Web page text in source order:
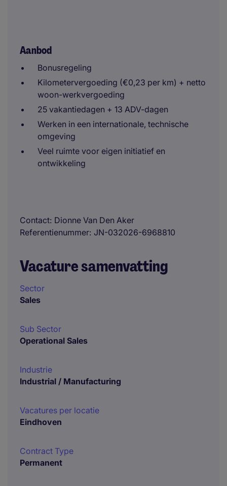
Aanbod
Bonusregeling
Kilometervergoeding (€0,23 per km) + netto
woon-werkvergoeding
25 vakantiedagen + 13 ADV-dagen
Werken in een internationale, technische
omgeving
Veel ruimte voor eigen initiatief en
ontwikkeling
Contact Dionne Van Den Aker
Referentienummer JN-032026-6968810
Vacature samenvatting
Sector
Sales
Sub Sector
Operational Sales
Industrie
Industrial / Manufacturing
Vacatures per locatie
Eindhoven
Contract Type
Permanent